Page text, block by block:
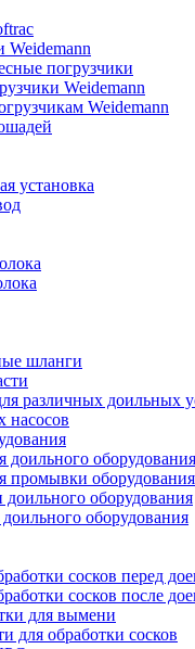
Weidemann
погрузчики
Weidemann
Weidemann
установка
шланги
различных доильных
насосов
оборудования
оборудования
оборудования
сосков перед
сосков после
для вымени
для обработки сосков